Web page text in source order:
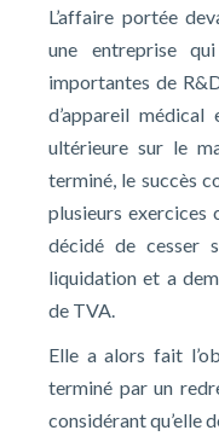
L’affaire portée
une entreprise
importantes de
d’appareil
ultérieure sur le
terminé, le succès
plusieurs exercices
décidé de cesser
liquidation et a
de TVA.
Elle a alors fait
terminé par un
considérant qu’elle